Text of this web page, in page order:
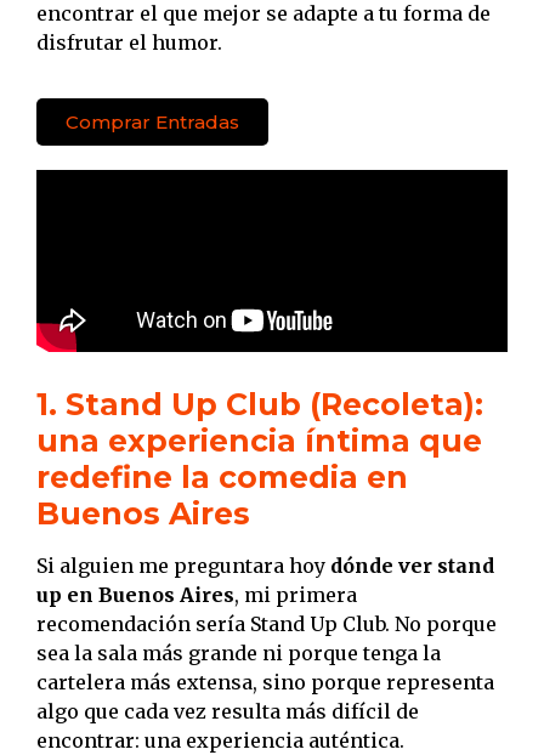
encontrar el que mejor se adapte a tu forma de
disfrutar el humor.
Comprar Entradas
1. Stand Up Club (Recoleta):
una experiencia íntima que
redefine la comedia en
Buenos Aires
Si alguien me preguntara hoy dónde ver stand
up en Buenos Aires, mi primera
recomendación sería Stand Up Club. No porque
sea la sala más grande ni porque tenga la
cartelera más extensa, sino porque representa
algo que cada vez resulta más difícil de
encontrar: una experiencia auténtica.